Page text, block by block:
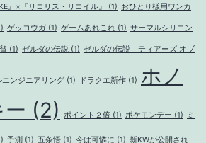
』×『リコリス・リコイル』 (1) おひとり様用ワンカ
ゲッコウガ (1) ゲームあれこれ (1) サーマルシリコン
(1) ゼルダの伝説 (1) ゼルダの伝説 ティアーズ オブ
エンジニアリング (1) ドラクエ新作 (1) ホノ
(2) ポイント２倍 (1) ポケモンデー (1) ミ
予測 (1) 五条悟 (1) 今は可憐に (1) 新KWが公開され